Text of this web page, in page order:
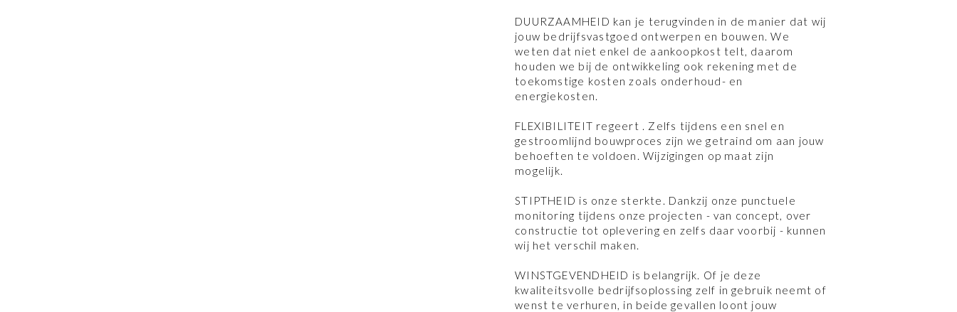
DUURZAAMHEID kan je terugvinden in de manier dat wij
jouw bedrijfsvastgoed ontwerpen en bouwen. We
weten dat niet enkel de aankoopkost telt, daarom
houden we bij de ontwikkeling ook rekening met de
toekomstige kosten zoals onderhoud- en
energiekosten.
FLEXIBILITEIT regeert . Zelfs tijdens een snel en
gestroomlijnd bouwproces zijn we getraind om aan jouw
behoeften te voldoen. Wijzigingen op maat zijn
mogelijk.
STIPTHEID is onze sterkte. Dankzij onze punctuele
monitoring tijdens onze projecten - van concept, over
constructie tot oplevering en zelfs daar voorbij - kunnen
wij het verschil maken.
WINSTGEVENDHEID is belangrijk. Of je deze
kwaliteitsvolle bedrijfsoplossing zelf in gebruik neemt of
wenst te verhuren, in beide gevallen loont jouw